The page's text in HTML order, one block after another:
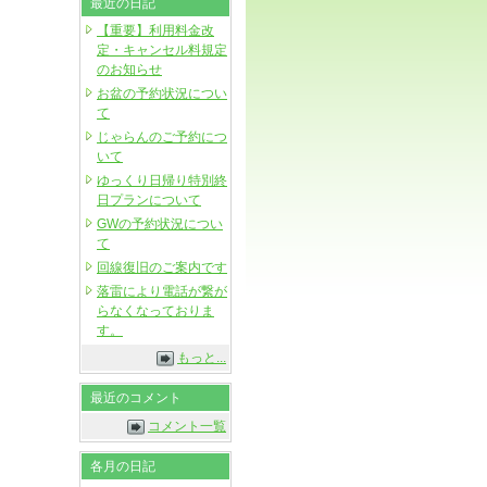
最近の日記
【重要】利用料金改
定・キャンセル料規定
のお知らせ
お盆の予約状況につい
て
じゃらんのご予約につ
いて
ゆっくり日帰り特別終
日プランについて
GWの予約状況につい
て
回線復旧のご案内です
落雷により電話が繋が
らなくなっておりま
す。
もっと...
最近のコメント
コメント一覧
各月の日記